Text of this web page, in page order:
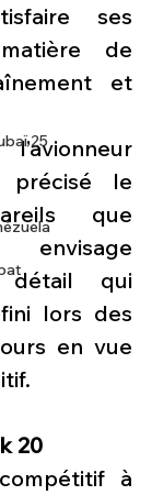
25
ses
de
et
le
que
détail qui
lors des
en vue
20
à